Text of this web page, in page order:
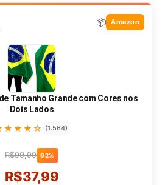
📦 Amazon
Tamanho Grande com Cores nos
Dois Lados
(1.564)
R$99,99 62%
R$37,99